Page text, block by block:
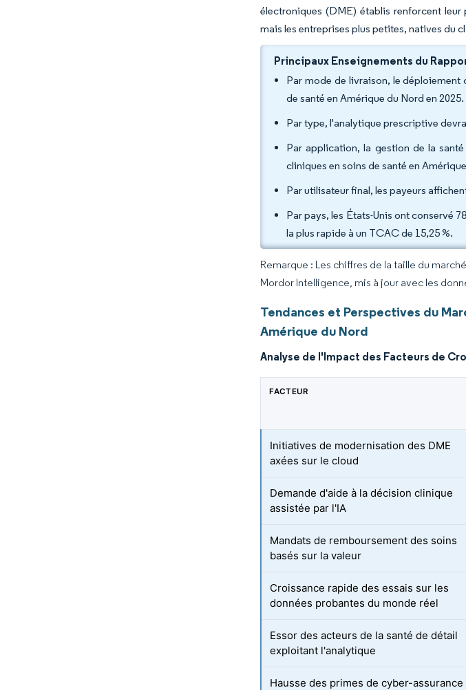
électroniques (DME) établis renforcent
mais les entreprises plus petites, natives du
Principaux Enseignements du
Par mode de livraison, le déploiement
de santé en Amérique du Nord en 2025.
Par type, l'analytique prescriptive
Par application, la gestion de la
cliniques en soins de santé en
Par utilisateur final, les payeurs
Par pays, les États-Unis ont conservé
la plus rapide à un TCAC de 15,25 %.
Remarque : Les chiffres de la taille du
Mordor Intelligence, mis à jour avec les
Tendances et Perspectives du
Amérique du Nord
Analyse de l'Impact des Facteurs de
FACTEUR
Initiatives de modernisation des DME
axées sur le cloud
Demande d'aide à la décision clinique
assistée par l'IA
Mandats de remboursement des soins
basés sur la valeur
Croissance rapide des essais sur les
données probantes du monde réel
Essor des acteurs de la santé de détail
exploitant l'analytique
Hausse des primes de cyber-assurance